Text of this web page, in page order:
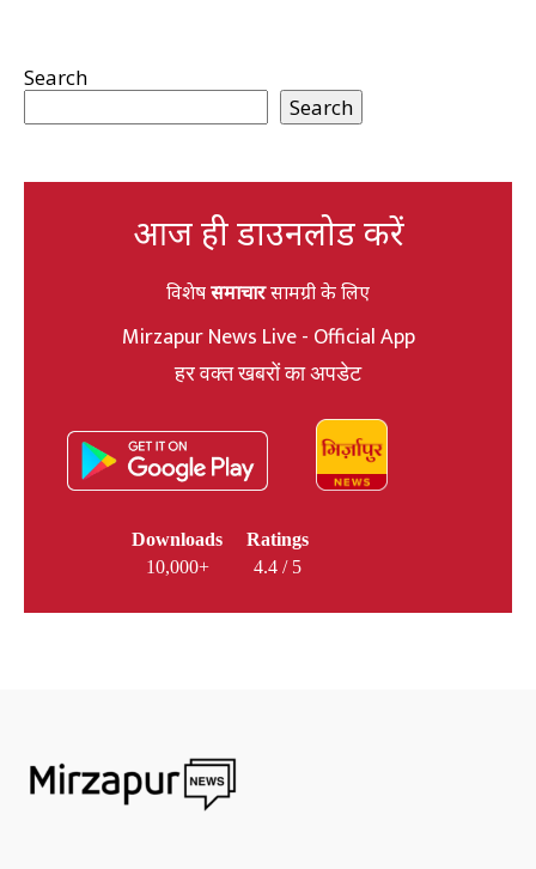
Search
Search
आज ही डाउनलोड करें
विशेषसमाचारसामग्री के लिए
Mirzapur News Live - Official App
हर वक्त खबरों का अपडेट
Downloads
10,000+
Ratings
4.4 / 5